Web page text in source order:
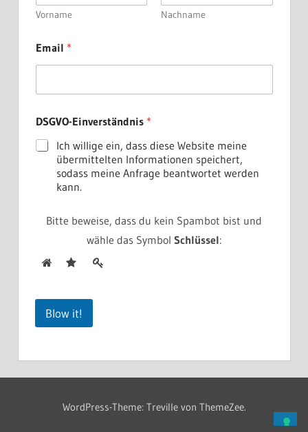
Vorname Nachname
S
G
O
E
i
n
v
*
Email *
DSGVO-Einverständnis *
Ich willige ein, dass diese Website meine
übermittelten Informationen speichert,
sodass meine Anfrage beantwortet werden
kann.
Bitte beweise, dass du kein Spambot bist und
wähle das Symbol Schlüssel:
Blow it!
WordPress-Theme: Treville von ThemeZee.